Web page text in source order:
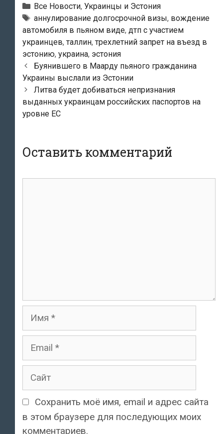
Рубрики
Все Новости, Украинцы и Эстония
Метки
аннулирование долгосрочной визы, вождение
автомобиля в пьяном виде, дтп с участием
украинцев,таллин,трехлетний запрет на въезд в
эстонию, украина, эстония
Навигация
по
записям
Буянившего в Маарду пьяного гражданина
Украины выслали из Эстонии
Литва будет добиваться непризнания
выданных украинцам российских паспортов на
уровне ЕС
Оставить комментарий
Имя
Email
Сайт
Сохранить моё имя, email и адрес сайта
в этом браузере для последующих моих
комментариев.